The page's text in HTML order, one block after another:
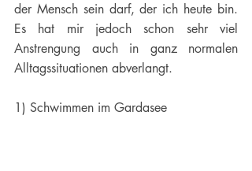
der Mensch sein darf, der ich heute bin.
Es hat mir jedoch schon sehr viel
Anstrengung auch in ganz normalen
Alltagssituationen abverlangt.
1) Schwimmen im Gardasee